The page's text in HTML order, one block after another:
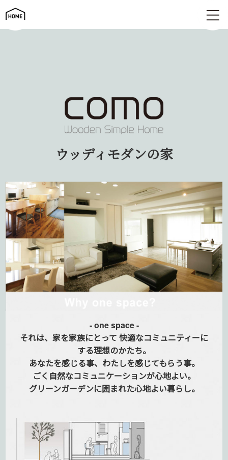
ウッディモダンの家 | como コモ
ウッディモダンの家
- one space -
それは、家を家族にとって 快適なコミュニティーに
する理想のかたち。
あなたを感じる事、 わたしを感じてもらう事。
ごく自然なコミュニケーションが心地よい。
グリーンガーデンに囲まれた心地よい暮らし。